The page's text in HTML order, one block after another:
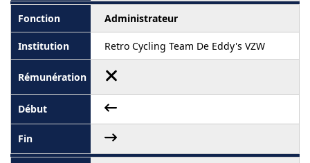
Administrateur
Retro Cycling Team De Eddy's VZW